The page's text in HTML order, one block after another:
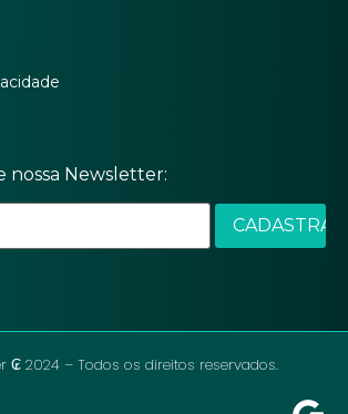
nossa Newsletter:
₢ 2024 – Todos os direitos reservados.